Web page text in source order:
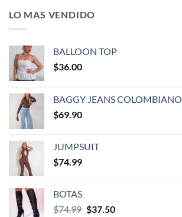
LO MAS VENDIDO
BALLOON TOP
$36.00
BAGGY JEANS COLOMBIANO
$69.90
JUMPSUIT
$74.99
BOTAS
$74.99 $37.50